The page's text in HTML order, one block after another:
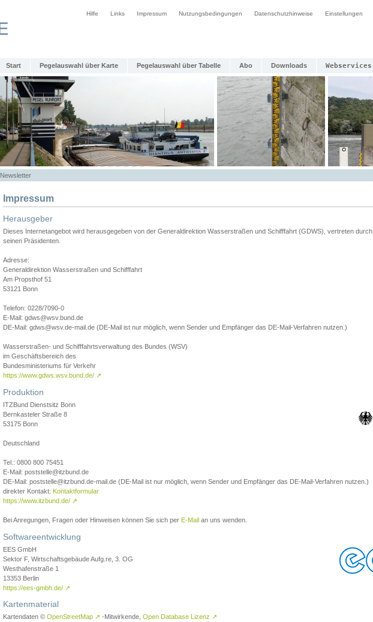
Hilfe Links Impressum Nutzungsbedingungen Datenschutzhinweise Einstellungen
Start Pegelauswahl über Karte Pegelauswahl über Tabelle Abo Downloads Webservices
Newsletter
Impressum
Herausgeber
Dieses Internetangebot wird herausgegeben von der Generaldirektion Wasserstraßen und Schifffahrt (GDWS), vertreten durch
seinen Präsidenten.
Adresse:
Generaldirektion Wasserstraßen und Schifffahrt
Am Propsthof 51
53121 Bonn
Telefon: 0228/7090-0
E-Mail: gdws@wsv.bund.de
DE-Mail: gdws@wsv.de-mail.de (DE-Mail ist nur möglich, wenn Sender und Empfänger das DE-Mail-Verfahren nutzen.)
Wasserstraßen- und Schifffahrtsverwaltung des Bundes (WSV)
im Geschäftsbereich des
Bundesministeriums für Verkehr
https://www.gdws.wsv.bund.de/ ↗
Produktion
ITZBund Dienstsitz Bonn
Bernkasteler Straße 8
53175 Bonn
Deutschland
Tel.: 0800 800 75451
E-Mail: poststelle@itzbund.de
DE-Mail: poststelle@itzbund.de-mail.de (DE-Mail ist nur möglich, wenn Sender und Empfänger das DE-Mail-Verfahren nutzen.)
direkter Kontakt: Kontaktformular
https://www.itzbund.de/ ↗
Bei Anregungen, Fragen oder Hinweisen können Sie sich per E-Mail an uns wenden.
Softwareentwicklung
EES GmbH
Sektor F, Wirtschaftsgebäude Aufg.re, 3. OG
Westhafenstraße 1
13353 Berlin
https://ees-gmbh.de/ ↗
Kartenmaterial
Kartendaten © OpenStreetMap ↗ -Mitwirkende, Open Database Lizenz ↗